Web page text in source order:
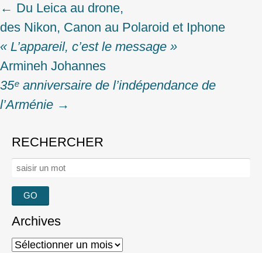
Post
navigation
← Du Leica au drone,
des Nikon, Canon au Polaroid et Iphone
« L’appareil, c’est le message »
Armineh Johannes
35ᵉ anniversaire de l’indépendance de
l’Arménie →
RECHERCHER
Rechercher :
Archives
Archives